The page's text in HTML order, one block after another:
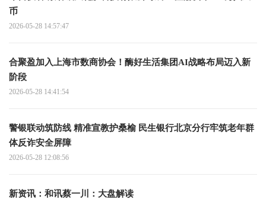
币
2026-05-28 14:57:47
合聚盈加入上海市数商协会！酶好生活集团AI战略布局迈入新
阶段
2026-05-28 14:41:54
警银联动筑防线 精准宣教护桑榆 民生银行北京分行牢筑老年群
体反诈安全屏障
2026-05-28 12:08:56
新资讯：和讯蔡一川：大盘解读